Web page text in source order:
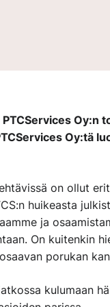
Oy:n
Oy:tä
on ollut
huikeasta
ja
On kuitenkin
porukan
kulumaan